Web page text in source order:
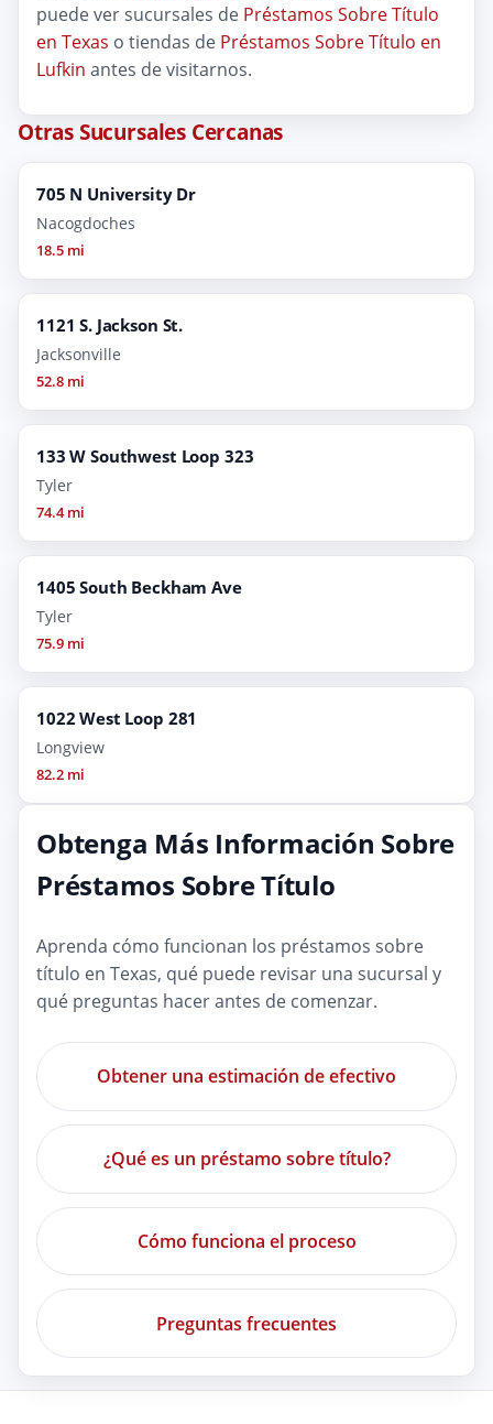
puede ver sucursales de Préstamos Sobre Título
en Texas o tiendas de Préstamos Sobre Título en
Lufkin antes de visitarnos.
Otras Sucursales Cercanas
705 N University Dr
Nacogdoches
18.5 mi
1121 S. Jackson St.
Jacksonville
52.8 mi
133 W Southwest Loop 323
Tyler
74.4 mi
1405 South Beckham Ave
Tyler
75.9 mi
1022 West Loop 281
Longview
82.2 mi
Obtenga Más Información Sobre
Préstamos Sobre Título
Aprenda cómo funcionan los préstamos sobre
título en Texas, qué puede revisar una sucursal y
qué preguntas hacer antes de comenzar.
Obtener una estimación de efectivo
¿Qué es un préstamo sobre título?
Cómo funciona el proceso
Preguntas frecuentes